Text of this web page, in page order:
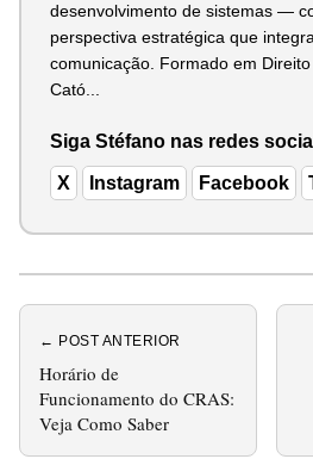
desenvolvimento de sistemas —
perspectiva estratégica que
comunicação. Formado em
Cató...
Siga Stéfano nas redes
X Instagram Facebook
← POST ANTERIOR
Horário de
Funcionamento do CRAS:
Veja Como Saber